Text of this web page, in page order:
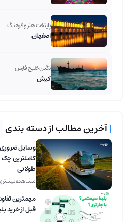
پایتخت هنر و فرهنگ
اصفهان
نگین خلیج فارس
کیش
|آخرین مطالب از دسته بندی
وسایل ضروری
کاملترین
طولانی
مشاهده بیشتر
مهمترین
قبل از خرید